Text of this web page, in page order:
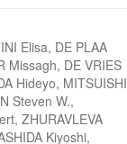
Elisa, DE PLAA
Missagh, DE VRIES
Hideyo, MITSUISHI
Steven W.,
ZHURAVLEVA
Kiyoshi,